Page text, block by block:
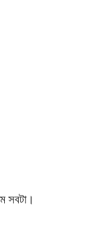
সবটা।